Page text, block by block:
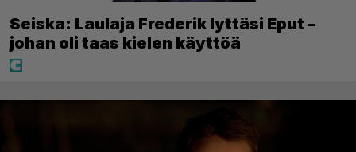
Seiska: Laulaja Frederik lyttäsi Eput –
johan oli taas kielen käyttöä